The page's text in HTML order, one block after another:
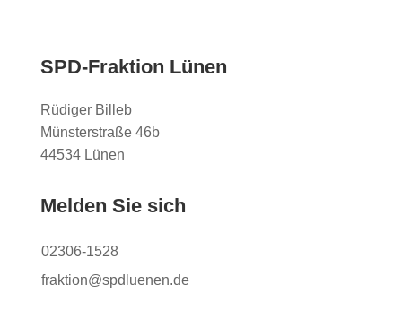
SPD-Fraktion Lünen
Rüdiger Billeb
Münsterstraße 46b
44534 Lünen
Melden Sie sich
02306-1528
fraktion@spdluenen.de